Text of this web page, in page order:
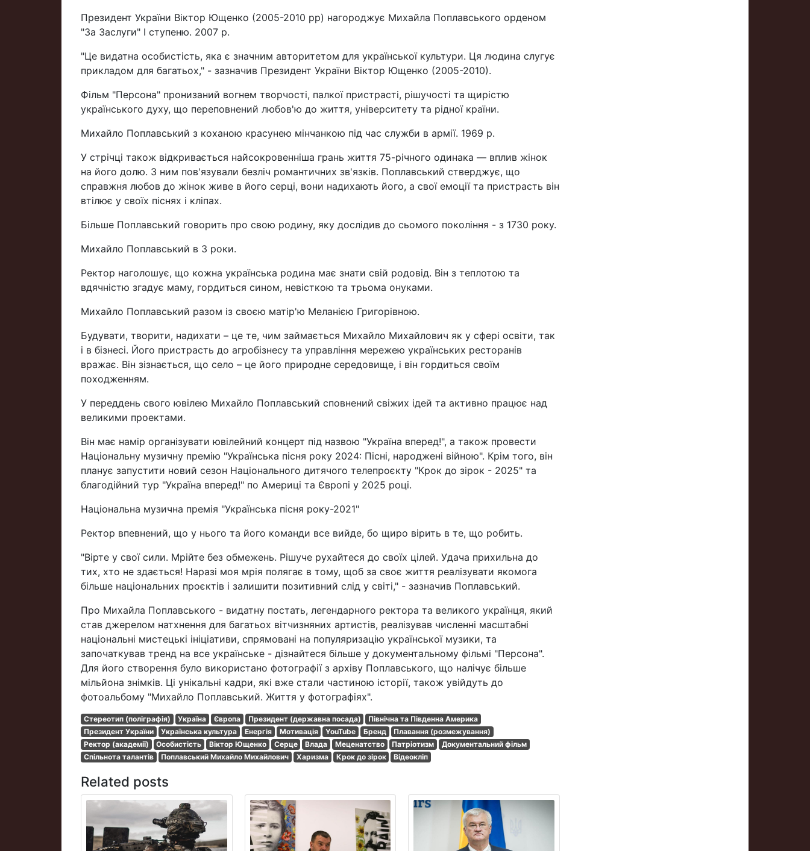
Президент України Віктор Ющенко (2005-2010 рр) нагороджує Михайла Поплавського орденом
"За Заслуги" I ступеню. 2007 р.
"Це видатна особистість, яка є значним авторитетом для української культури. Ця людина слугує
прикладом для багатьох," - зазначив Президент України Віктор Ющенко (2005-2010).
Фільм "Персона" пронизаний вогнем творчості, палкої пристрасті, рішучості та щирістю
українського духу, що переповнений любов'ю до життя, університету та рідної країни.
Михайло Поплавський з коханою красунею мінчанкою під час служби в армії. 1969 р.
У стрічці також відкривається найсокровенніша грань життя 75-річного одинака — вплив жінок
на його долю. З ним пов'язували безліч романтичних зв'язків. Поплавський стверджує, що
справжня любов до жінок живе в його серці, вони надихають його, а свої емоції та пристрасть він
втілює у своїх піснях і кліпах.
Більше Поплавський говорить про свою родину, яку дослідив до сьомого покоління - з 1730 року.
Михайло Поплавський в 3 роки.
Ректор наголошує, що кожна українська родина має знати свій родовід. Він з теплотою та
вдячністю згадує маму, гордиться сином, невісткою та трьома онуками.
Михайло Поплавський разом із своєю матір'ю Меланією Григорівною.
Будувати, творити, надихати – це те, чим займається Михайло Михайлович як у сфері освіти, так
і в бізнесі. Його пристрасть до агробізнесу та управління мережею українських ресторанів
вражає. Він зізнається, що село – це його природне середовище, і він гордиться своїм
походженням.
У переддень свого ювілею Михайло Поплавський сповнений свіжих ідей та активно працює над
великими проектами.
Він має намір організувати ювілейний концерт під назвою "Україна вперед!", а також провести
Національну музичну премію "Українська пісня року 2024: Пісні, народжені війною". Крім того, він
планує запустити новий сезон Національного дитячого телепроєкту "Крок до зірок - 2025" та
благодійний тур "Україна вперед!" по Америці та Європі у 2025 році.
Національна музична премія "Українська пісня року-2021"
Ректор впевнений, що у нього та його команди все вийде, бо щиро вірить в те, що робить.
"Вірте у свої сили. Мрійте без обмежень. Рішуче рухайтеся до своїх цілей. Удача прихильна до
тих, хто не здається! Наразі моя мрія полягає в тому, щоб за своє життя реалізувати якомога
більше національних проєктів і залишити позитивний слід у світі," - зазначив Поплавський.
Про Михайла Поплавського - видатну постать, легендарного ректора та великого українця, який
став джерелом натхнення для багатьох вітчизняних артистів, реалізував численні масштабні
національні мистецькі ініціативи, спрямовані на популяризацію української музики, та
започаткував тренд на все українське - дізнайтеся більше у документальному фільмі "Персона".
Для його створення було використано фотографії з архіву Поплавського, що налічує більше
мільйона знімків. Ці унікальні кадри, які вже стали частиною історії, також увійдуть до
фотоальбому "Михайло Поплавський. Життя у фотографіях".
Стереотип (поліграфія) Україна Європа Президент (державна посада)
Північна та Південна Америка
Президент України
Українська культура Енергія Мотивація YouTube Бренд
Плавання (розмежування)
Ректор (академії)
Особистість Віктор Ющенко Серце Влада Меценатство Патріотизм
Документальний фільм
Спільнота талантів
Поплавський Михайло Михайлович Харизма Крок до зірок Відеокліп
Related posts